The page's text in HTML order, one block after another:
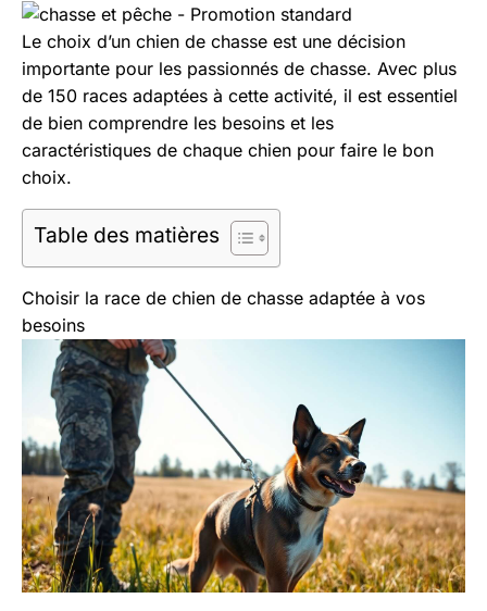
Aller
contenu
Le choix d’un chien de chasse est une décision
importante pour les passionnés de chasse. Avec plus
de 150 races adaptées à cette activité, il est essentiel
de bien comprendre les besoins et les
caractéristiques de chaque chien pour faire le bon
choix.
Table des matières
Choisir la race de chien de chasse adaptée à vos
besoins